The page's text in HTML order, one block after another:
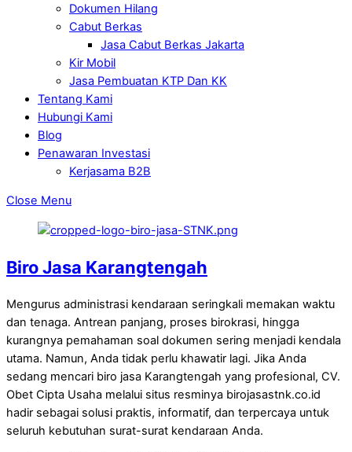
Dokumen Hilang
Cabut Berkas
Jasa Cabut Berkas Jakarta
Kir Mobil
Jasa Pembuatan KTP Dan KK
Tentang Kami
Hubungi Kami
Blog
Penawaran Investasi
Kerjasama B2B
Close Menu
Biro Jasa Karangtengah
Mengurus administrasi kendaraan seringkali memakan waktu
dan tenaga. Antrean panjang, proses birokrasi, hingga
kurangnya pemahaman soal dokumen sering menjadi kendala
utama. Namun, Anda tidak perlu khawatir lagi. Jika Anda
sedang mencari biro jasa Karangtengah yang profesional, CV.
Obet Cipta Usaha melalui situs resminya birojasastnk.co.id
hadir sebagai solusi praktis, informatif, dan terpercaya untuk
seluruh kebutuhan surat-surat kendaraan Anda.